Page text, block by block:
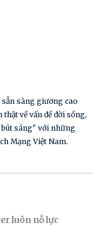
sàng giương cao
về vấn đề đời sống,
sáng" với những
Mạng Việt Nam.
luôn nỗ lực